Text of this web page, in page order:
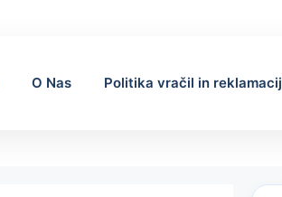
O Nas Politika vračil in reklamacij